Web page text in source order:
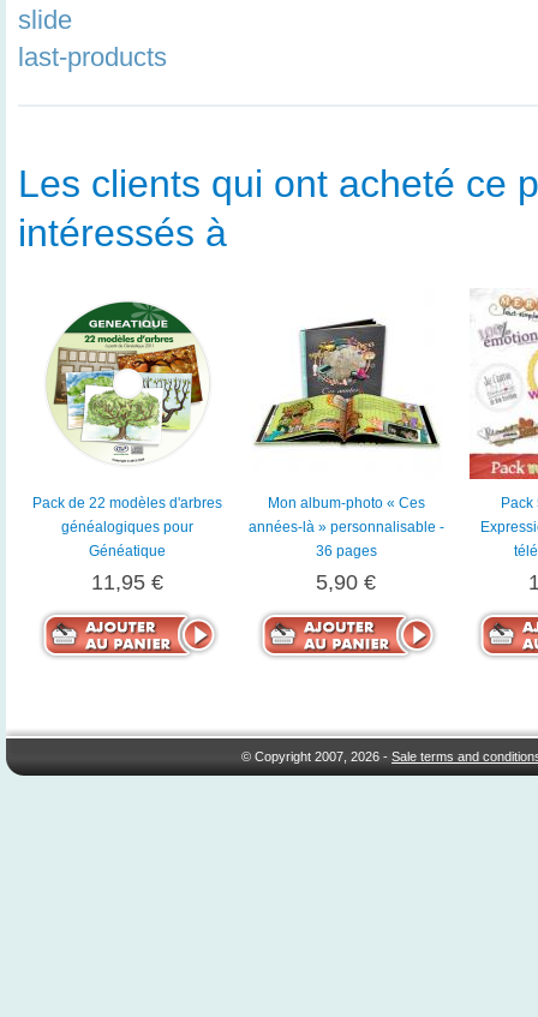
slide
last-products
Les clients qui ont acheté ce
intéressés à
Pack de 22 modèles d'arbres
généalogiques pour
Généatique
11,95 €
Mon album-photo « Ces
années-là » personnalisable -
36 pages
5,90 €
Pack
© Copyright 2007, 2026 -Sale terms and